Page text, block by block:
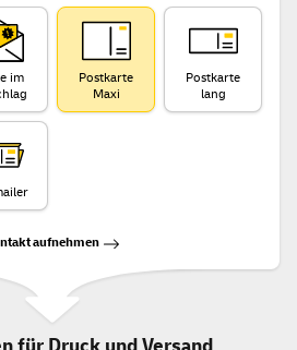
im
Postkarte
Maxi
Postkarte
lang
aufnehmen